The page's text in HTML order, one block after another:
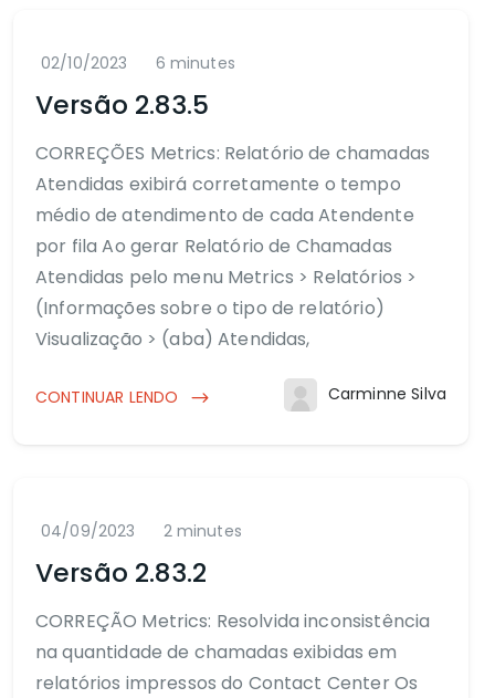
02/10/2023 6 minutes
Versão 2.83.5
CORREÇÕES Metrics: Relatório de chamadas
Atendidas exibirá corretamente o tempo
médio de atendimento de cada Atendente
por fila Ao gerar Relatório de Chamadas
Atendidas pelo menu Metrics > Relatórios >
(Informações sobre o tipo de relatório)
Visualização > (aba) Atendidas,
CONTINUAR LENDO Carminne Silva
04/09/2023 2 minutes
Versão 2.83.2
CORREÇÃO Metrics: Resolvida inconsistência
na quantidade de chamadas exibidas em
relatórios impressos do Contact Center Os